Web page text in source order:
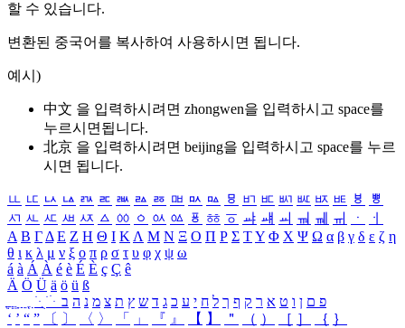
할 수 있습니다.
변환된 중국어를 복사하여 사용하시면 됩니다.
예시)
中文 을 입력하시려면 zhongwen을 입력하시고 space를
누르시면됩니다.
北京 을 입력하시려면 beijing을 입력하시고 space를 누르
시면 됩니다.
ㅥ ㅦ ㅧ ㅨ ㅩ ㅪ ㅫ ㅬ ㅭ ㅮ ㅯ ㅰ ㅱ ㅲ ㅳ ㅴ ㅵ ㅶ ㅷ ㅸ
ㅹ
ㅺ ㅻ ㅼ ㅽ ㅾ ㅿ ㆀ ㆁ ㆂ ㆃ ㆄ ㆅ ㆆ ㆇ ㆈ ㆉ ㆊ ㆋ ㆌ ㆍ
ㆎ
Α Β ΓΔ Ε Ζ Η Θ Ι ΚΛ Μ Ν Ξ Ο Π Ρ Σ ΤΥ Φ Χ Ψ Ω α β γ δ ε ζ η
θ ι κ λ μ ν ξ ο π ρ σ τ υ φ χ ψ ω
á à Á À é è É È ç Ç ê
Ä Ö Ü ä ö ü ß
ִֶֹ ֻּ ׁׂ פ ם ן ו ט א ר ק ף ך ל ח י ע כ ג ד ש ץ ת צ מ נ ה ב
‘ ’ “ ” 〔 〕 〈 〉 「 」 『 』 【 】 ＂ （ ） ［ ］ ｛ ｝